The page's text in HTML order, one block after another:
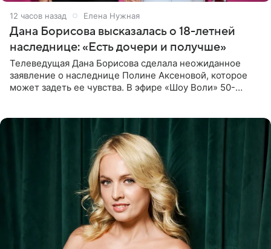
12 часов назад Елена Нужная
Дана Борисова высказалась о 18-летней
наследнице: «Есть дочери и получше»
Телеведущая Дана Борисова сделала неожиданное
заявление о наследнице Полине Аксеновой, которое
может задеть ее чувства. В эфире «Шоу Воли» 50-